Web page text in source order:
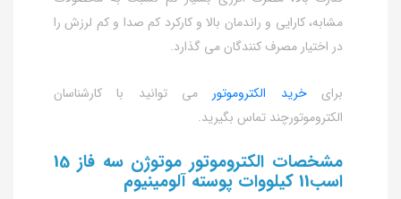
مشابه، کارایی و راندمان بالا و کارکرد کم صدا و کم لرزش را
در اختیار مصرف کنندگان می گذارد.
برایخرید الکتروموتور می توانید با کارشناسان
الکتروموتورچند تماس بگیرید.
مشخصات الکتروموتور موتوژن سه فاز 15
اسب11 کیلووات پوسته آلومینیوم